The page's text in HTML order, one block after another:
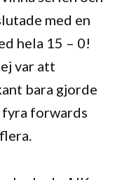
med en
hela 15 – 0!
var att
bara gjorde
fyra forwards